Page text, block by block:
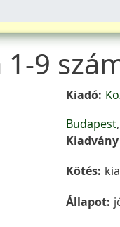
9
Kiadó
Budapest
Kötés
Állapot